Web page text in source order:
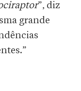
”, diz
grande